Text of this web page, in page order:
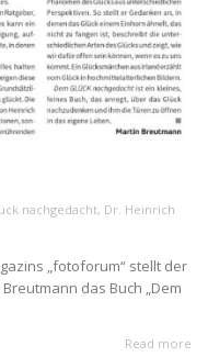
nachgedacht, Dr. Heinrich
„fotoforum“ stellt der
das Buch „Dem
Read more